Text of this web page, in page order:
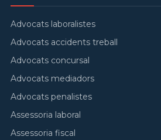
Advocats laboralistes
Advocats accidents treball
Advocats concursal
Advocats mediadors
Advocats penalistes
Assessoria laboral
Assessoria fiscal